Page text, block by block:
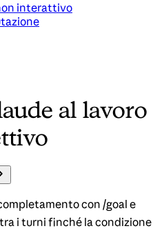
interattivo
al lavoro
con /goal e
i turni finché la condizione